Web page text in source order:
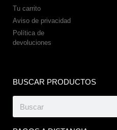
Tu carrito
Aviso de privacidad
Política de
devoluciones
BUSCAR PRODUCTOS